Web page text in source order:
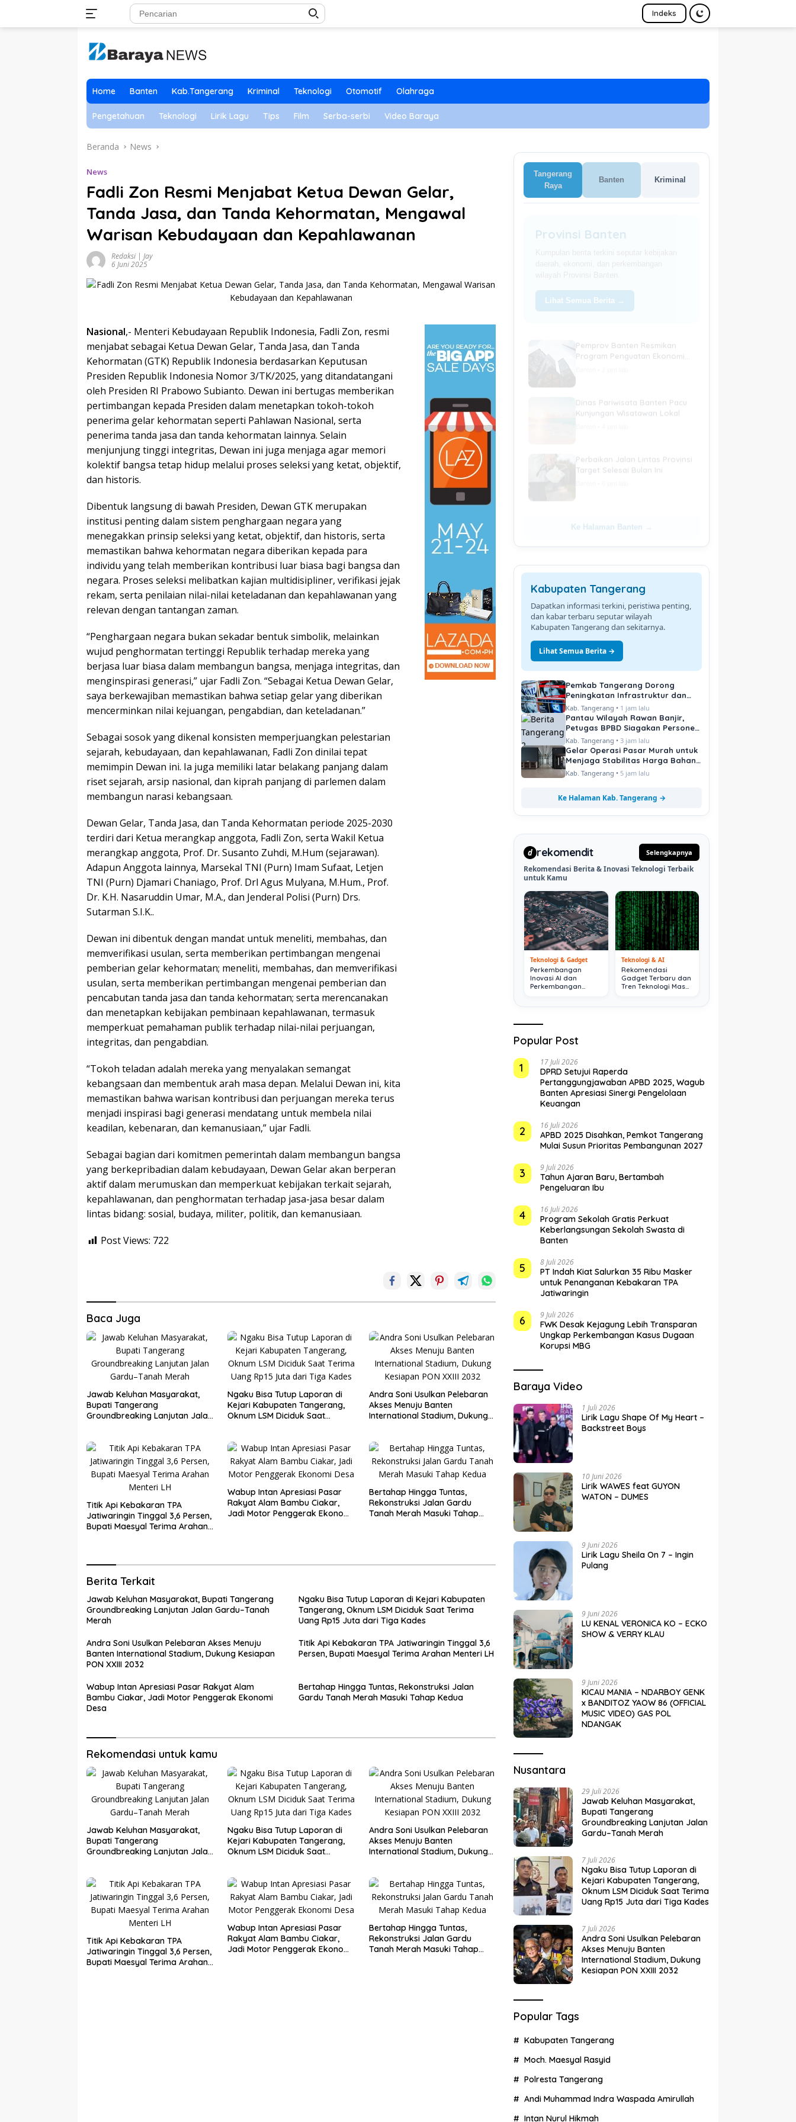
Indeks
Home Banten Kab.Tangerang Kriminal Teknologi Otomotif Olahraga
Pengetahuan Teknologi Lirik Lagu Tips Film Serba-serbi Video Baraya
Beranda News
News
Fadli Zon Resmi Menjabat Ketua Dewan Gelar,
Tanda Jasa, dan Tanda Kehormatan, Mengawal
Warisan Kebudayaan dan Kepahlawanan
Redaksi | Jay
6 Juni 2025
Nasional,- Menteri Kebudayaan Republik Indonesia, Fadli Zon, resmi
menjabat sebagai Ketua Dewan Gelar, Tanda Jasa, dan Tanda
Kehormatan (GTK) Republik Indonesia berdasarkan Keputusan
Presiden Republik Indonesia Nomor 3/TK/2025, yang ditandatangani
oleh Presiden RI Prabowo Subianto. Dewan ini bertugas memberikan
pertimbangan kepada Presiden dalam menetapkan tokoh-tokoh
penerima gelar kehormatan seperti Pahlawan Nasional, serta
penerima tanda jasa dan tanda kehormatan lainnya. Selain
menjunjung tinggi integritas, Dewan ini juga menjaga agar memori
kolektif bangsa tetap hidup melalui proses seleksi yang ketat, objektif,
dan historis.
Dibentuk langsung di bawah Presiden, Dewan GTK merupakan
institusi penting dalam sistem penghargaan negara yang
menegakkan prinsip seleksi yang ketat, objektif, dan historis, serta
memastikan bahwa kehormatan negara diberikan kepada para
individu yang telah memberikan kontribusi luar biasa bagi bangsa dan
negara. Proses seleksi melibatkan kajian multidisipliner, verifikasi jejak
rekam, serta penilaian nilai-nilai keteladanan dan kepahlawanan yang
relevan dengan tantangan zaman.
“Penghargaan negara bukan sekadar bentuk simbolik, melainkan
wujud penghormatan tertinggi Republik terhadap mereka yang
berjasa luar biasa dalam membangun bangsa, menjaga integritas, dan
menginspirasi generasi,” ujar Fadli Zon. “Sebagai Ketua Dewan Gelar,
saya berkewajiban memastikan bahwa setiap gelar yang diberikan
mencerminkan nilai kejuangan, pengabdian, dan keteladanan.”
Sebagai sosok yang dikenal konsisten memperjuangkan pelestarian
sejarah, kebudayaan, dan kepahlawanan, Fadli Zon dinilai tepat
memimpin Dewan ini. Ia juga memiliki latar belakang panjang dalam
riset sejarah, arsip nasional, dan kiprah panjang di parlemen dalam
membangun narasi kebangsaan.
Dewan Gelar, Tanda Jasa, dan Tanda Kehormatan periode 2025-2030
terdiri dari Ketua merangkap anggota, Fadli Zon, serta Wakil Ketua
merangkap anggota, Prof. Dr. Susanto Zuhdi, M.Hum (sejarawan).
Adapun Anggota lainnya, Marsekal TNI (Purn) Imam Sufaat, Letjen
TNI (Purn) Djamari Chaniago, Prof. Drl Agus Mulyana, M.Hum., Prof.
Dr. K.H. Nasaruddin Umar, M.A., dan Jenderal Polisi (Purn) Drs.
Sutarman S.I.K..
Dewan ini dibentuk dengan mandat untuk meneliti, membahas, dan
memverifikasi usulan, serta memberikan pertimbangan mengenai
pemberian gelar kehormatan; meneliti, membahas, dan memverifikasi
usulan, serta memberikan pertimbangan mengenai pemberian dan
pencabutan tanda jasa dan tanda kehormatan; serta merencanakan
dan menetapkan kebijakan pembinaan kepahlawanan, termasuk
memperkuat pemahaman publik terhadap nilai-nilai perjuangan,
integritas, dan pengabdian.
“Tokoh teladan adalah mereka yang menyalakan semangat
kebangsaan dan membentuk arah masa depan. Melalui Dewan ini, kita
memastikan bahwa warisan kontribusi dan perjuangan mereka terus
menjadi inspirasi bagi generasi mendatang untuk membela nilai
keadilan, kebenaran, dan kemanusiaan,” ujar Fadli.
Sebagai bagian dari komitmen pemerintah dalam membangun bangsa
yang berkepribadian dalam kebudayaan, Dewan Gelar akan berperan
aktif dalam merumuskan dan memperkuat kebijakan terkait sejarah,
kepahlawanan, dan penghormatan terhadap jasa-jasa besar dalam
lintas bidang: sosial, budaya, militer, politik, dan kemanusiaan.
Post Views: 722
Baca Juga
Jawab Keluhan Masyarakat,
Bupati Tangerang
Groundbreaking Lanjutan Jalan
Ngaku Bisa Tutup Laporan di
Kejari Kabupaten Tangerang,
Oknum LSM Diciduk Saat
Andra Soni Usulkan Pelebaran
Akses Menuju Banten
International Stadium, Dukung
Titik Api Kebakaran TPA
Jatiwaringin Tinggal 3,6 Persen,
Bupati Maesyal Terima Arahan
Wabup Intan Apresiasi Pasar
Rakyat Alam Bambu Ciakar,
Jadi Motor Penggerak Ekonomi
Bertahap Hingga Tuntas,
Rekonstruksi Jalan Gardu
Tanah Merah Masuki Tahap
Berita Terkait
Jawab Keluhan Masyarakat, Bupati Tangerang
Groundbreaking Lanjutan Jalan Gardu–Tanah
Merah
Ngaku Bisa Tutup Laporan di Kejari Kabupaten
Tangerang, Oknum LSM Diciduk Saat Terima
Uang Rp15 Juta dari Tiga Kades
Andra Soni Usulkan Pelebaran Akses Menuju
Banten International Stadium, Dukung Kesiapan
PON XXIII 2032
Titik Api Kebakaran TPA Jatiwaringin Tinggal 3,6
Persen, Bupati Maesyal Terima Arahan Menteri LH
Wabup Intan Apresiasi Pasar Rakyat Alam
Bambu Ciakar, Jadi Motor Penggerak Ekonomi
Desa
Bertahap Hingga Tuntas, Rekonstruksi Jalan
Gardu Tanah Merah Masuki Tahap Kedua
Rekomendasi untuk kamu
Jawab Keluhan Masyarakat,
Bupati Tangerang
Groundbreaking Lanjutan Jalan
Ngaku Bisa Tutup Laporan di
Kejari Kabupaten Tangerang,
Oknum LSM Diciduk Saat
Andra Soni Usulkan Pelebaran
Akses Menuju Banten
International Stadium, Dukung
Titik Api Kebakaran TPA
Jatiwaringin Tinggal 3,6 Persen,
Bupati Maesyal Terima Arahan
Wabup Intan Apresiasi Pasar
Rakyat Alam Bambu Ciakar,
Jadi Motor Penggerak Ekonomi
Bertahap Hingga Tuntas,
Rekonstruksi Jalan Gardu
Tanah Merah Masuki Tahap
Tangerang
Raya
Banten Kriminal
Provinsi Banten
Lihat Semua Berita →
Pemprov Banten Resmikan
Program Penguatan Ekonomi
Dinas Pariwisata Banten Pacu
Kunjungan Wisatawan Lokal
Perbaikan Jalan Lintas Provinsi
Target Selesai Bulan Ini
Ke Halaman Banten →
Kabupaten Tangerang
Dapatkan informasi terkini, peristiwa penting,
dan kabar terbaru seputar wilayah
Kabupaten Tangerang dan sekitarnya.
Lihat Semua Berita →
Pemkab Tangerang Dorong
Peningkatan Infrastruktur dan
Pelayanan Publik
Kab. Tangerang • 1 jam lalu
Pantau Wilayah Rawan Banjir,
Petugas BPBD Siagakan Personel
di Titik Kritis
Kab. Tangerang •3 jam lalu
Gelar Operasi Pasar Murah untuk
Menjaga Stabilitas Harga Bahan
Pokok
Kab. Tangerang • 5 jam lalu
Ke Halaman Kab. Tangerang →
d rekomendit Selengkapnya
Rekomendasi Berita & Inovasi Teknologi Terbaik
untuk Kamu
Teknologi & Gadget
Perkembangan
Inovasi AI dan
Perkembangan
Teknologi & AI
Rekomendasi
Gadget Terbaru dan
Tren Teknologi Masa
Popular Post
1
17 Juli 2026
DPRD Setujui Raperda
Pertanggungjawaban APBD 2025, Wagub
Banten Apresiasi Sinergi Pengelolaan
Keuangan
2 16 Juli 2026
APBD 2025 Disahkan, Pemkot Tangerang
Mulai Susun Prioritas Pembangunan 2027
3 9 Juli 2026
Tahun Ajaran Baru, Bertambah
Pengeluaran Ibu
4 16 Juli 2026
Program Sekolah Gratis Perkuat
Keberlangsungan Sekolah Swasta di
Banten
5 8 Juli 2026
PT Indah Kiat Salurkan 35 Ribu Masker
untuk Penanganan Kebakaran TPA
Jatiwaringin
6 9 Juli 2026
FWK Desak Kejagung Lebih Transparan
Ungkap Perkembangan Kasus Dugaan
Korupsi MBG
Baraya Video
1 Juli 2026
Lirik Lagu Shape Of My Heart –
Backstreet Boys
10 Juni 2026
Lirik WAWES feat GUYON
WATON – DUMES
9 Juni 2026
Lirik Lagu Sheila On 7 – Ingin
Pulang
9 Juni 2026
LU KENAL VERONICA KO – ECKO
SHOW & VERRY KLAU
9 Juni 2026
KICAU MANIA – NDARBOY GENK
x BANDITOZ YAOW 86 (OFFICIAL
MUSIC VIDEO) GAS POL
NDANGAK
Nusantara
29 Juli 2026
Jawab Keluhan Masyarakat,
Bupati Tangerang
Groundbreaking Lanjutan Jalan
Gardu–Tanah Merah
7 Juli 2026
Ngaku Bisa Tutup Laporan di
Kejari Kabupaten Tangerang,
Oknum LSM Diciduk Saat Terima
Uang Rp15 Juta dari Tiga Kades
7 Juli 2026
Andra Soni Usulkan Pelebaran
Akses Menuju Banten
International Stadium, Dukung
Kesiapan PON XXIII 2032
Popular Tags
Kabupaten Tangerang
Moch. Maesyal Rasyid
Polresta Tangerang
Andi Muhammad Indra Waspada Amirullah
Intan Nurul Hikmah